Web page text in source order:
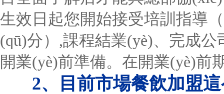
生效日起您開始接受培訓指導
(qū)分）,課程結業(yè)、完成
開業(yè)前準備。在開業(yè)前
2、目前市場餐飲加盟